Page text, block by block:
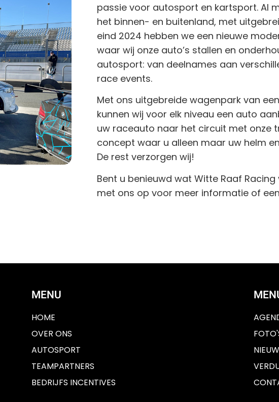
passie voor autosport en kartsport. Al
het binnen- en buitenland, met
eind 2024 hebben we een nieuwe
waar wij onze auto’s stallen en
autosport: van deelnames aan
race events.
Met ons uitgebreide wagenpark van
kunnen wij voor elk niveau een auto
uw raceauto naar het circuit met onze
concept waar u alleen maar uw helm
De rest verzorgen wij!
Bent u benieuwd wat Witte Raaf
met ons op voor meer informatie of
MENU
HOME
OVER ONS
AUTOSPORT
TEAMPARTNERS
BEDRIJFS INCENTIVES